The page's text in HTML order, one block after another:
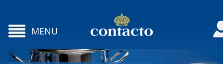
MENU